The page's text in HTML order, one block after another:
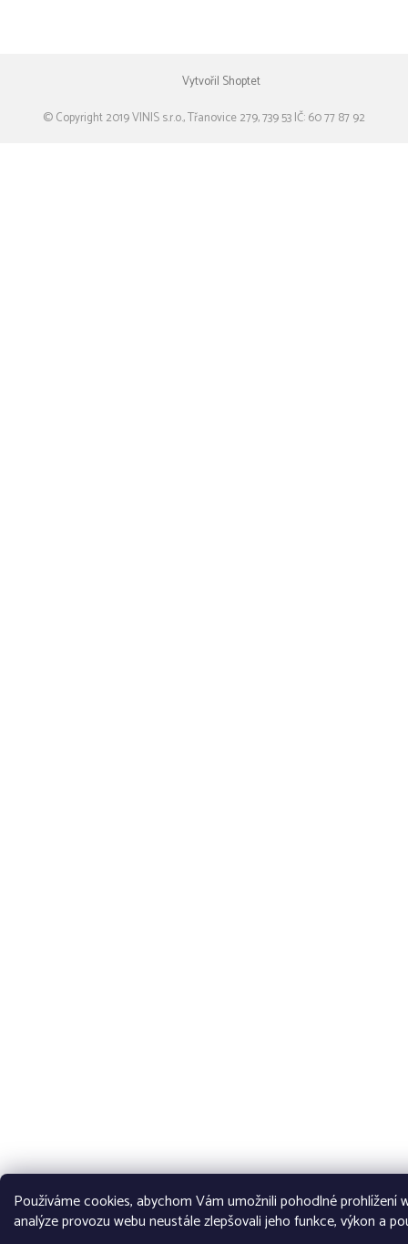
Používáme cookies, abychom Vám umožnili pohodlné prohlížení
analýze provozu webu neustále zlepšovali jeho funkce, výkon a
Vytvořil Shoptet
© Copyright 2019 VINIS s.r.o., Třanovice 279, 739 53 IČ: 60 77 87 92